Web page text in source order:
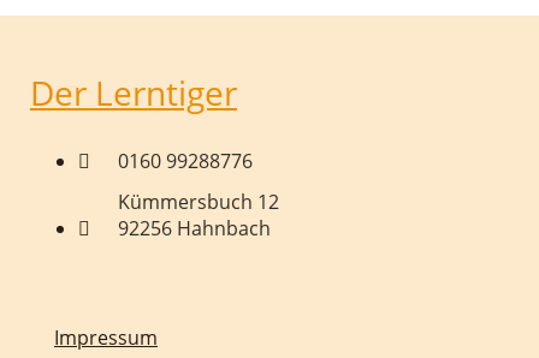
Der Lerntiger
0160 99288776
Kümmersbuch 12
92256 Hahnbach
Impressum